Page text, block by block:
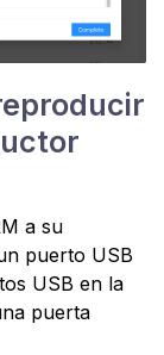
a su
puerto USB
USB en la
puerta